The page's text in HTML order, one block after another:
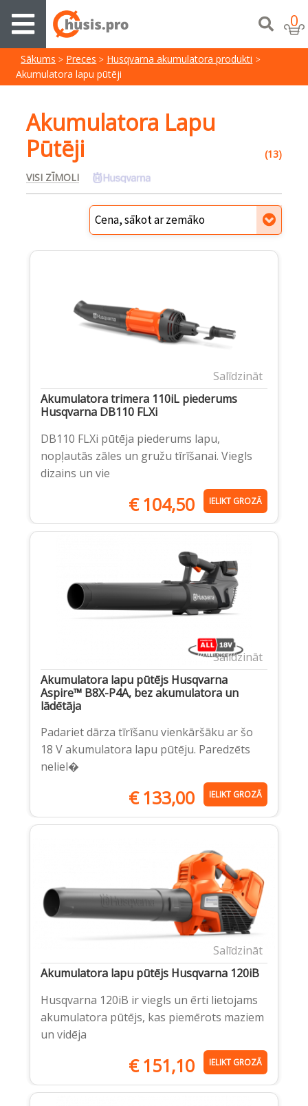
0
Sākums Preces
Husqvarna akumulatora produkti
Akumulatora lapu pūtēji
Akumulatora Lapu
Pūtēji
(13)
VISI ZĪMOLI
Salīdzināt
Akumulatora trimera 110iL piederums
Husqvarna DB110 FLXi
DB110 FLXi pūtēja piederums lapu,
nopļautās zāles un gružu tīrīšanai. Viegls
dizains un vie
€104,50 IELIKT GROZĀ
Salīdzināt
Akumulatora lapu pūtējs Husqvarna
Aspire™ B8X-P4A, bez akumulatora un
lādētāja
Padariet dārza tīrīšanu vienkāršāku ar šo
18 V akumulatora lapu pūtēju. Paredzēts
neliel�
€133,00 IELIKT GROZĀ
Salīdzināt
Akumulatora lapu pūtējs Husqvarna 120iB
Husqvarna 120iB ir viegls un ērti lietojams
akumulatora pūtējs, kas piemērots maziem
un vidēja
€151,10 IELIKT GROZĀ